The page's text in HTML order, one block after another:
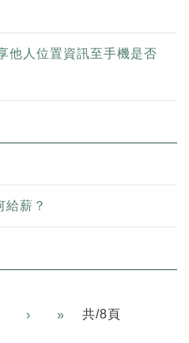
他人位置資訊至手機是否
給薪？
› » Next共/8頁